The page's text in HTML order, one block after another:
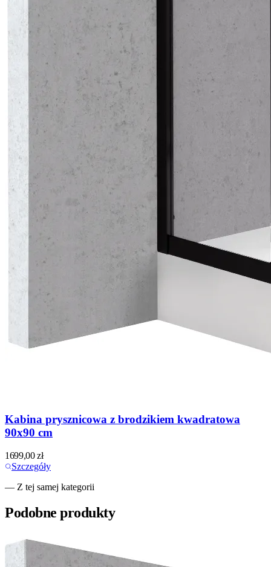
Kabina prysznicowa z brodzikiem kwadratowa
90x90 cm
1699,00zł
Szczegóły
— Z tej samej kategorii
Podobne produkty